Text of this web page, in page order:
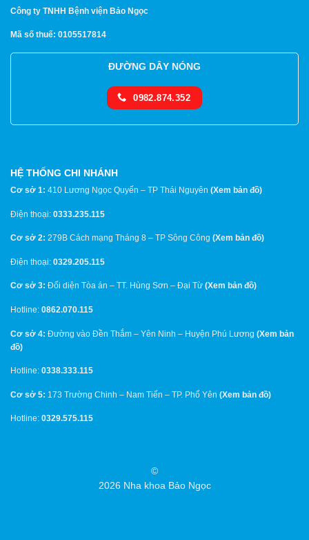
Công ty TNHH Bệnh viện Bảo Ngọc
Mã số thuế: 0105517814
ĐƯỜNG DÂY NÓNG
0982.874.352
HỆ THỐNG CHI NHÁNH
Cơ sở 1: 410 Lương Ngọc Quyến – TP Thái Nguyên (Xem bản đồ)
Điện thoại: 0333.235.115
Cơ sở 2: 279B Cách mạng Tháng 8 – TP Sông Công (Xem bản đồ)
Điện thoại: 0329.205.115
Cơ sở 3: Đối diện Tòa án – TT. Hùng Sơn – Đại Từ (Xem bản đồ)
Hotline: 0862.070.115
Cơ sở 4: Đường vào Đền Thắm – Yên Ninh – Huyện Phú Lương (Xem bản
đồ)
Hotline: 0338.333.115
Cơ sở 5: 173 Trường Chinh – Nam Tiến – TP. Phổ Yên (Xem bản đồ)
Hotline: 0329.575.115
©
2026 Nha khoa Bảo Ngọc